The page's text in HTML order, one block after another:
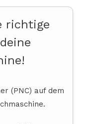
richtige
(PNC) auf dem